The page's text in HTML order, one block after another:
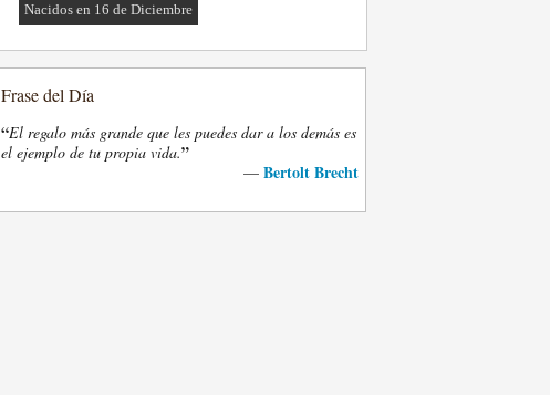
Nacidos en 16 de Diciembre
Frase del Día
“El regalo más grande que les puedes dar a los demás es
el ejemplo de tu propia vida.”
— Bertolt Brecht